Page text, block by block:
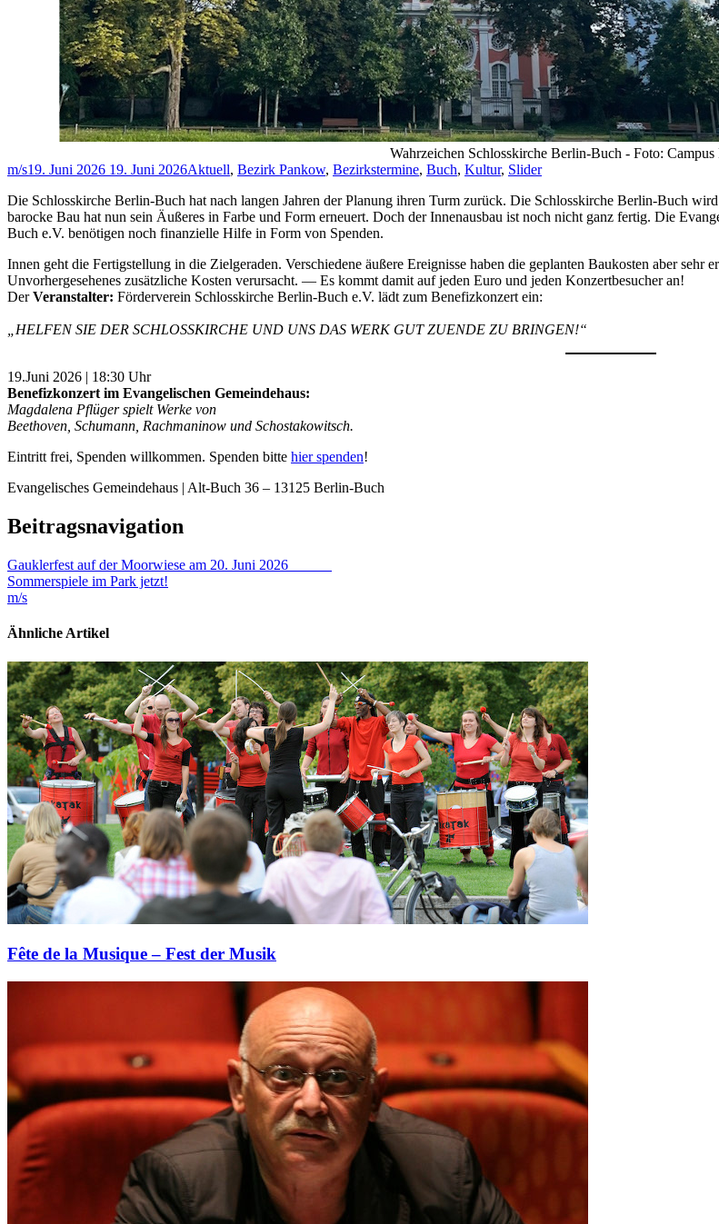
Wahrzeichen Schlosskirche Berlin-Buch - Foto:
m/s19. Juni 2026 19. Juni 2026Aktuell, Bezirk Pankow, Bezirkstermine, Buch, Kultur, Slider
Die Schlosskirche Berlin-Buch hat nach langen Jahren der Planung ihren Turm zurück. Die Schlosskirche Berlin-Buch
barocke Bau hat nun sein Äußeres in Farbe und Form erneuert. Doch der Innenausbau ist noch nicht ganz fertig. Die
Buch e.V. benötigen noch finanzielle Hilfe in Form von Spenden.
Innen geht die Fertigstellung in die Zielgeraden. Verschiedene äußere Ereignisse haben die geplanten Baukosten aber
Unvorhergesehenes zusätzliche Kosten verursacht. — Es kommt damit auf jeden Euro und jeden Konzertbesucher an!
DerVeranstalter: Förderverein Schlosskirche Berlin-Buch e.V. lädt zum Benefizkonzert ein:
„HELFEN SIE DER SCHLOSSKIRCHE UND UNS DAS WERK GUT ZUENDE ZU BRINGEN!“
19.Juni 2026 | 18:30 Uhr
Benefizkonzert im Evangelischen Gemeindehaus:
Magdalena Pflüger spielt Werke von
Beethoven, Schumann, Rachmaninow und Schostakowitsch.
Eintritt frei, Spenden willkommen. Spenden bitte hier spenden!
Evangelisches Gemeindehaus | Alt-Buch 36 – 13125 Berlin-Buch
Beitragsnavigation
Gauklerfest auf der Moorwiese am 20. Juni 2026
Sommerspiele im Park jetzt!
m/s
Ähnliche Artikel
Fête de la Musique – Fest der Musik